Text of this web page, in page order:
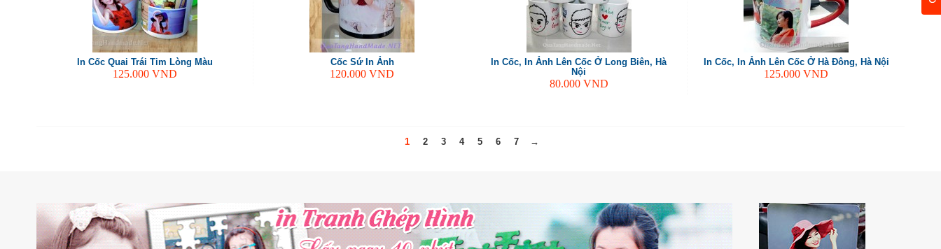
In Cốc Quai Trái Tim Lòng Màu
125.000 VND
Cốc Sứ In Ảnh
120.000 VND
In Cốc, In Ảnh Lên Cốc Ở Long Biên, Hà
Nội
80.000 VND
In Cốc, In Ảnh Lên Cốc Ở Hà Đông, Hà Nội
125.000 VND
1 2 3 4 5 6 7 →